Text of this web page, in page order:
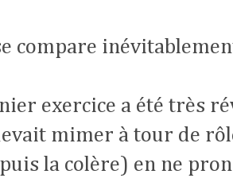
compare
exercice a été très
mimer à tour de
la colère) en ne